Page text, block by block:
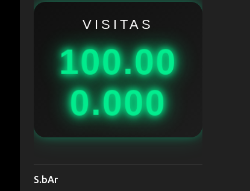
VISITAS
100.00
0.000
S.bAr